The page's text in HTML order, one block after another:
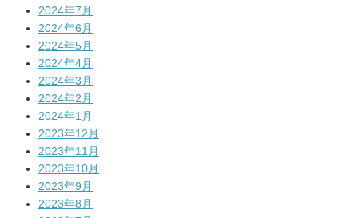
2024年7月
2024年6月
2024年5月
2024年4月
2024年3月
2024年2月
2024年1月
2023年12月
2023年11月
2023年10月
2023年9月
2023年8月